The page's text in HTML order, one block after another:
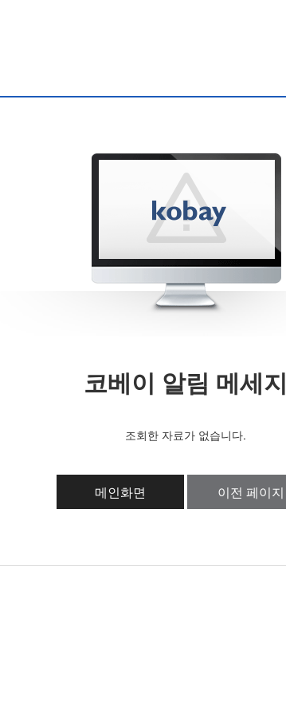
코베이 알림 메세지
조회한 자료가 없습니다.
메인화면 이전 페이지